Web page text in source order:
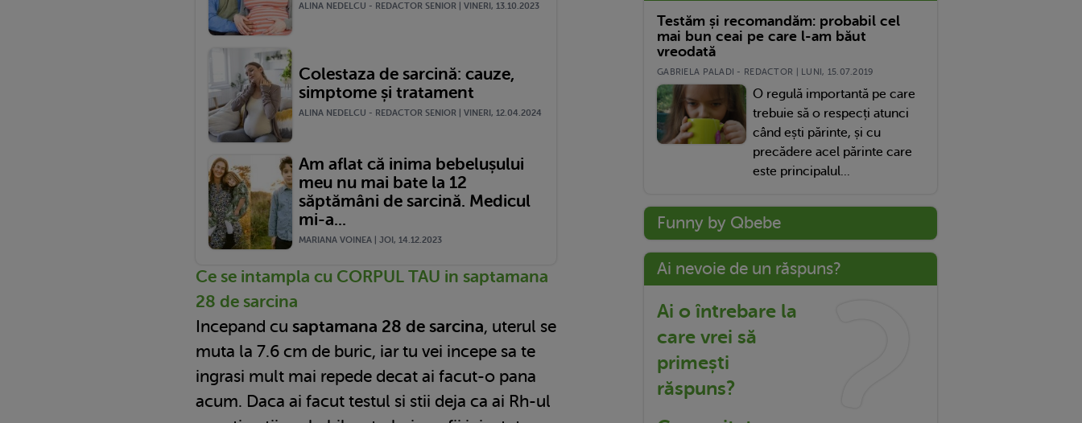
ALINA NEDELCU - REDACTOR SENIOR | VINERI, 13.10.2023
Colestaza de sarcină: cauze,
simptome și tratament
ALINA NEDELCU - REDACTOR SENIOR | VINERI, 12.04.2024
Am aflat că inima bebelușului
meu nu mai bate la 12
săptămâni de sarcină. Medicul
mi-a...
MARIANA VOINEA | JOI, 14.12.2023
Ce se intampla cu CORPUL TAU in saptamana
28 de sarcina
Incepand cu saptamana 28 de sarcina, uterul se
muta la 7.6 cm de buric, iar tu vei incepe sa te
ingrasi mult mai repede decat ai facut-o pana
acum. Daca ai facut testul si stii deja ca ai Rh-ul
Testăm și recomandăm: probabil cel
mai bun ceai pe care l-am băut
vreodată
GABRIELA PALADI - REDACTOR | LUNI, 15.07.2019
O regulă importantă pe care
trebuie să o respecți atunci
când ești părinte, și cu
precădere acel părinte care
este principalul...
Funny by Qbebe
Ai nevoie de un răspuns?
Ai o întrebare la
care vrei să
primești
răspuns?